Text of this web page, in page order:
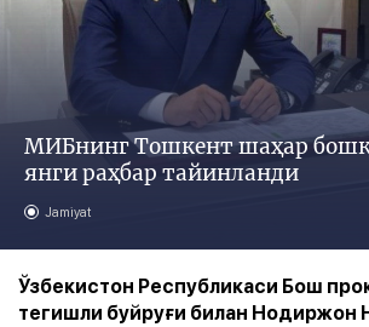
МИБнинг Тошкент шаҳар
янги раҳбар тайинланди
Jamiyat
Ўзбекистон Республикаси Бош
тегишли буйруғи билан Нодиржон